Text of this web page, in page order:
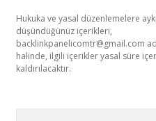
Hukuka ve yasal düzenlemelere
düşündüğünüz içerikleri,
backlinkpanelicomtr@gmail.com
halinde, ilgili içerikler yasal süre
kaldırılacaktır.